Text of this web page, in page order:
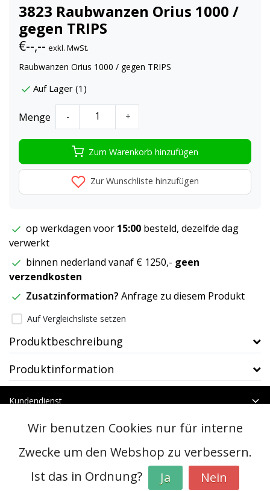
3823 Raubwanzen Orius 1000 /
gegen TRIPS
€--,-- exkl. MwSt.
Raubwanzen Orius 1000 / gegen TRIPS
Auf Lager (1)
Menge - +
Zum Warenkorb hinzufügen
Zur Wunschliste hinzufügen
op werkdagen voor 15:00 besteld, dezelfde dag
verwerkt
binnen nederland vanaf € 1250,- geen
verzendkosten
Zusatzinformation? Anfrage zu diesem Produkt
Auf Vergleichsliste setzen
Produktbeschreibung
Produktinformation
Kundendienst
Kategorien
Kontakt
© Copyright 2026 - btt | RealisatieInStijl Media
Wir benutzen Cookies nur für interne
Zwecke um den Webshop zu verbessern.
Ist das in Ordnung?
Ja Nein